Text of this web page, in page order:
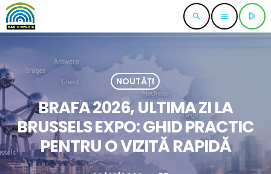
search menu play_arrow
NOUTĂȚI
BRAFA 2026, ULTIMA ZI LA
BRUSSELS EXPO: GHID PRACTIC
PENTRU O VIZITĂ RAPIDĂ